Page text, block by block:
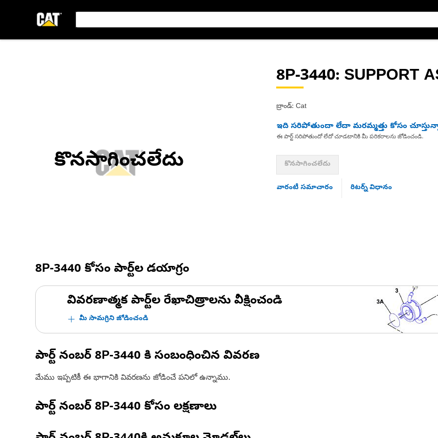
కొనసాగించలేదు
8P-3440: SUPPORT
బ్రాండ్: Cat
ఇది సరిపోతుందా లేదా మరమ్మత్తు కోసం
ఈ పార్ట్ సరిపోతుందో లేదో చూడటానికి మీ పరికరాలను జోడించండి.
కొనసాగించలేదు
వారంటీ సమాచారం రిటర్న్ విధానం
8P-3440 కోసం పార్ట్‌ల డయాగ్రం
వివరణాత్మక పార్ట్‌ల రేఖాచిత్రాలను వీక్షించండి
మీ సామగ్రిని జోడించండి
పార్ట్ నంబర్ 8P-3440 కి సంబంధించిన వివరణ
మేము ఇప్పటికీ ఈ భాగానికి వివరణను జోడించే పనిలో ఉన్నాము.
పార్ట్ నంబర్ 8P-3440 కోసం లక్షణాలు